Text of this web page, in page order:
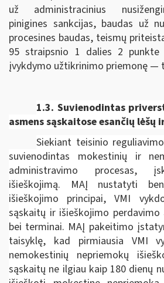
už administracinius
pinigines sankcijas, baudas už
procesines baudas, teismų
95 straipsnio 1 dalies 2 punkte
įvykdymo užtikrinimo priemonę —
1.3. Suvienodintas p
asmens sąskaitose esančių lėšų
Siekiant teisinio
suvienodintas mokestinių ir
administravimo procesas,
išieškojimą. MAĮ nustatyti
išieškojimo principai, VMI
sąskaitų ir išieškojimo
bei terminai. MAĮ pakeitimo
taisyklę, kad pirmiausia VMI
nemokestinių nepriemokų
sąskaitų ne ilgiau kaip 180 dienų